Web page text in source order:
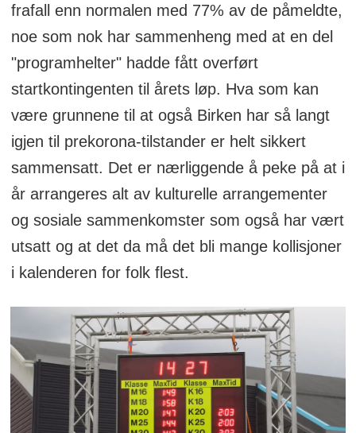
frafall enn normalen med 77% av de påmeldte,
noe som nok har sammenheng med at en del
"programhelter" hadde fått overført
startkontingenten til årets løp. Hva som kan
være grunnene til at også Birken har så langt
igjen til prekorona-tilstander er helt sikkert
sammensatt. Det er nærliggende å peke på at i
år arrangeres alt av kulturelle arrangementer
og sosiale sammenkomster som også har vært
utsatt og at det da må det bli mange kollisjoner
i kalenderen for folk flest.